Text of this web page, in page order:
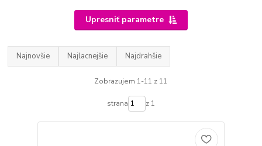
Upresniť parametre
Najnovšie Najlacnejšie Najdrahšie
Zobrazujem 1-11 z 11
strana z 1